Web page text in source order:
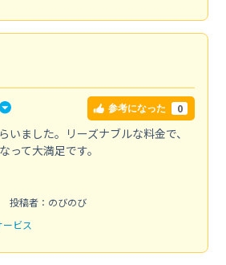
参考になった 0
いました。リーズナブルな料金で、
って大満足です。
投稿者：のびのび
ビス